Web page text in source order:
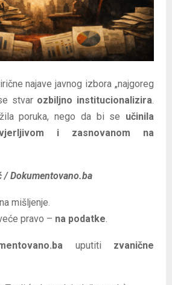
najave javnog izbora „najgoreg
stvar ozbiljno institucionalizira
poruka, nego da bi se učinila
i zasnovanom na
/ Dokumentovano.ba
mišljenje.
pravo – na podatke
uputiti zvanične